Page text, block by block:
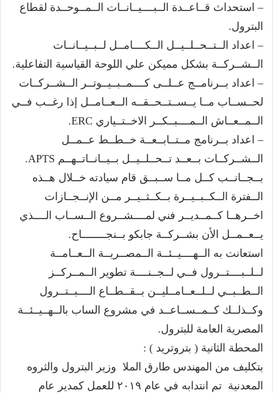
– استحداث قــاعــدة الــبــــيــانــات الــمــوحــدة لقطاع
البترول.
– اعداد الــتــحــلــيــل الــكــــامــل لــبــيــانــات
الــشــركــة بشكل مميكن علي اللوحة القياسية التفاعلية.
– اعداد بــرنامــج عــلــى كــــمــبــيــوتــر الــشــركــات
لحــســاب مــا يــســتــحــقــه الــعــامــل إذا رغــب فــي
الــمــعــاش الــمــــبــكــر الاخــتــياري ERC.
– اعداد بــرنامج مــتــابــعــة خــطــط عــمــل
الــشــركــات بــعــد تــحــلــيــل بــيــانــاتــهــم APTS.
بــجــانــب كــل مــا ســبــق قام سيادته خــلال هــذه
الــفترة الــكــبــيــرة بــكــثــيــر مــن الإنــجــازات
اخــرهــا كــمــديــر فني لمــــشــروع الــســاب الــــذي
يــعــمــل الأن بشــركــة جابكو بــنجــــــــاح.
استعانت به الــهــــيــئــة الــمصــريــة الــعــامــة
لــلــبــــتــرول فــي لــجــنــــة تطوير الــمــركــز
الــطــبــي لــلــعــامــليــن بــقــطــاع الــــبــتــرول
وكــذلــك كــمــســاعــد في مشروع الساب بالــهــيــئــة
المصرية العامة للبترول.
المحطة الثانية ( بتروتريد ) :
بتكليف من المهندس طارق الملا وزير البترول والثروه
المعدنية تم انتدابه في عام ٢٠١٩ للعمل كمدير عام